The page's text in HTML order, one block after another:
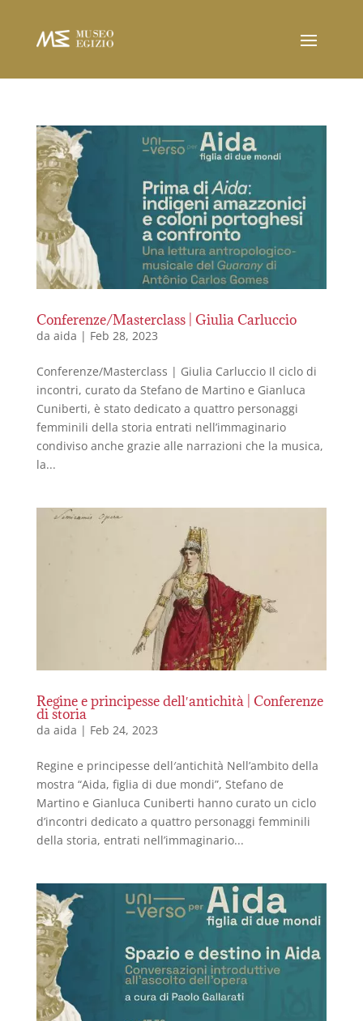
Conferenze/Masterclass | Giulia Carluccio
da aida | Feb 28, 2023
Conferenze/Masterclass | Giulia Carluccio Il ciclo di
incontri, curato da Stefano de Martino e Gianluca
Cuniberti, è stato dedicato a quattro personaggi
femminili della storia entrati nell’immaginario
condiviso anche grazie alle narrazioni che la musica,
la...
Regine e principesse dell′antichità | Conferenze
di storia
da aida | Feb 24, 2023
Regine e principesse dell′antichità Nell’ambito della
mostra “Aida, figlia di due mondi”, Stefano de
Martino e Gianluca Cuniberti hanno curato un ciclo
d’incontri dedicato a quattro personaggi femminili
della storia, entrati nell’immaginario...